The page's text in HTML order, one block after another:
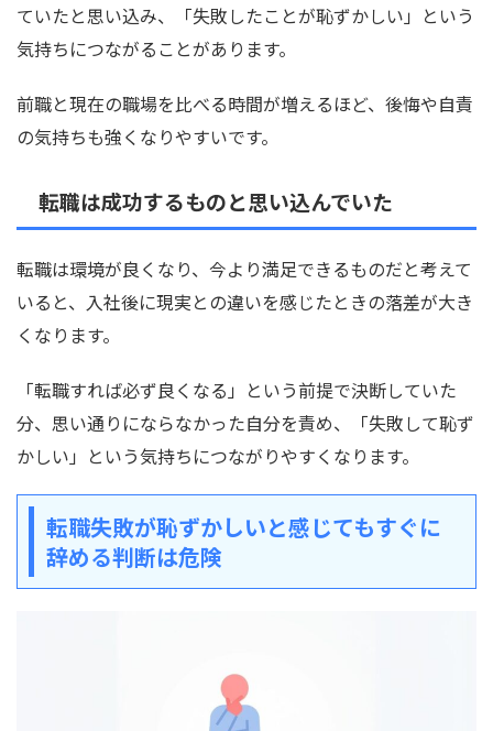
ていたと思い込み、「失敗したことが恥ずかしい」という
気持ちにつながることがあります。
前職と現在の職場を比べる時間が増えるほど、後悔や自責
の気持ちも強くなりやすいです。
転職は成功するものと思い込んでいた
転職は環境が良くなり、今より満足できるものだと考えて
いると、入社後に現実との違いを感じたときの落差が大き
くなります。
「転職すれば必ず良くなる」という前提で決断していた
分、思い通りにならなかった自分を責め、「失敗して恥ず
かしい」という気持ちにつながりやすくなります。
転職失敗が恥ずかしいと感じてもすぐに
辞める判断は危険